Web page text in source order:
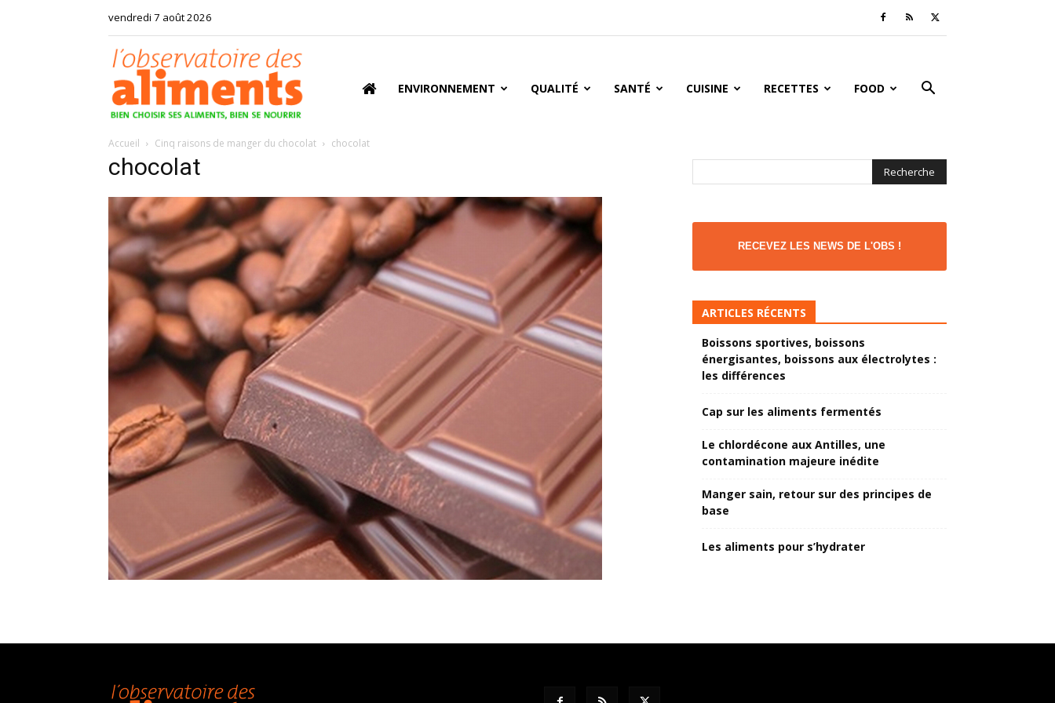
vendredi 7 août 2026
aliments
ENVIRONNEMENT QUALITÉ SANTÉ CUISINE RECETTES FOOD
Accueil Cinq raisons de manger du chocolat chocolat
chocolat
RECEVEZ LES NEWS DE L'OBS !
ARTICLES RÉCENTS
Boissons sportives, boissons
énergisantes, boissons aux électrolytes :
les différences
Cap sur les aliments fermentés
Le chlordécone aux Antilles, une
contamination majeure inédite
Manger sain, retour sur des principes de
base
Les aliments pour s’hydrater